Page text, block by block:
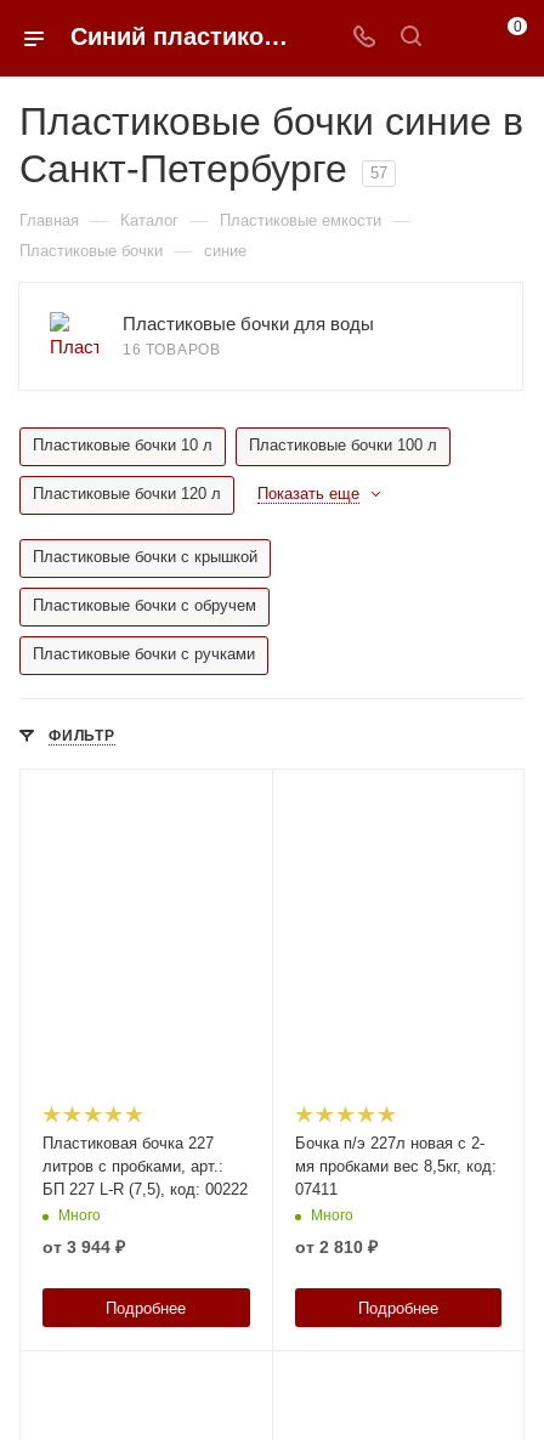
Синий пластиковые бочки в Санкт-Петербурге недорого | 0FFER 0
Пластиковые бочки синие в
Санкт-Петербурге
57
Главная — Каталог — Пластиковые емкости —
Пластиковые бочки — синие
Пластиковые бочки для воды
16 ТОВАРОВ
Пластиковые бочки 10 л Пластиковые бочки 100 л
Пластиковые бочки 120 л Показать еще
Пластиковые бочки с крышкой
Пластиковые бочки с обручем
Пластиковые бочки с ручками
ФИЛЬТР
Пластиковая бочка 227
литров с пробками, арт.:
БП 227 L-R (7,5), код: 00222
Много
от 3 944 ₽
Подробнее
Бочка п/э 227л новая с 2-
мя пробками вес 8,5кг, код:
07411
Много
от 2 810 ₽
Подробнее